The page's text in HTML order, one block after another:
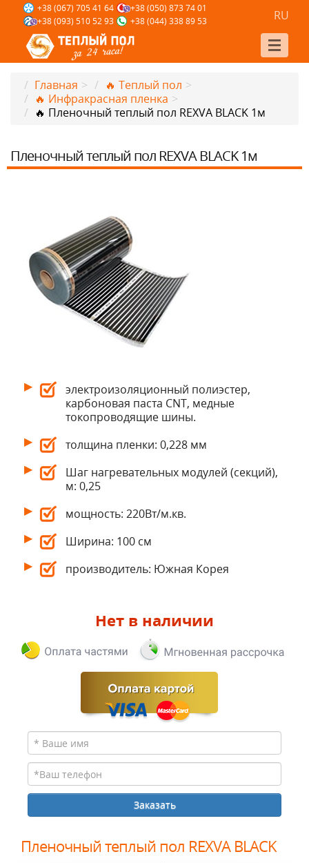
+38 (067) 705 41 64
+38 (050) 873 74 01
+38 (093) 510 52 93
+38 (044) 338 89 53 RU
Главная > 🔥 Теплый пол >
🔥 Инфракрасная пленка >
🔥 Пленочный теплый пол REXVA BLACK 1м
Пленочный теплый пол REXVA BLACK 1м
электроизоляционный полиэстер,
карбоновая паста CNT, медные
токопроводящие шины.
толщина пленки: 0,228 мм
Шаг нагревательных модулей (секций),
м: 0,25
мощность: 220Вт/м.кв.
Ширина: 100 см
производитель: Южная Корея
Нет в наличии
Пленочный теплый пол REXVA BLACK